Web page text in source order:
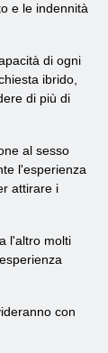
e le indennità
di ogni
ibrido,
di più di
al sesso
l'esperienza
attirare i
l'altro molti
con